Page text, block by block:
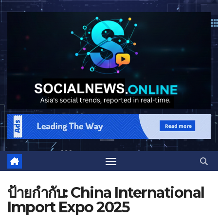
ป้ายกำกับ:China International
Import Expo 2025